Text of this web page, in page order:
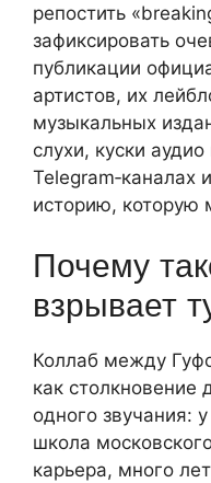
репостить
зафиксировать
публикации
артистов, их
музыкальных
слухи, куски
Telegram‑каналах
историю, которую
Почему
взрывает
Коллаб между
как столкновение
одного звучания:
школа
карьера, много